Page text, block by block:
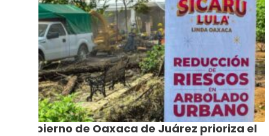
Gobierno de Oaxaca de Juárez prioriza el